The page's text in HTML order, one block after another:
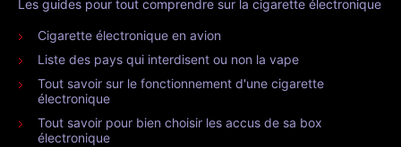
Les guides pour tout comprendre sur la cigarette électronique
Cigarette électronique en avion
Liste des pays qui interdisent ou non la vape
Tout savoir sur le fonctionnement d'une cigarette
électronique
Tout savoir pour bien choisir les accus de sa box
électronique